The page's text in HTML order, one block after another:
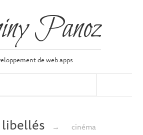
Panoz
de web apps
→ cinéma